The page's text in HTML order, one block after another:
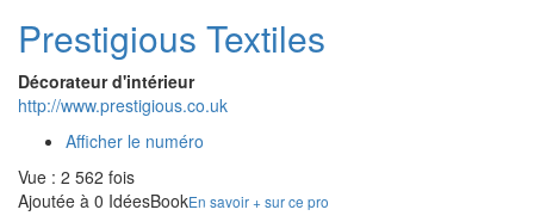
Prestigious Textiles
Décorateur d'intérieur
http://www.prestigious.co.uk
Afficher le numéro
Vue : 2 562 fois
Ajoutée à 0 IdéesBookEn savoir + sur ce pro